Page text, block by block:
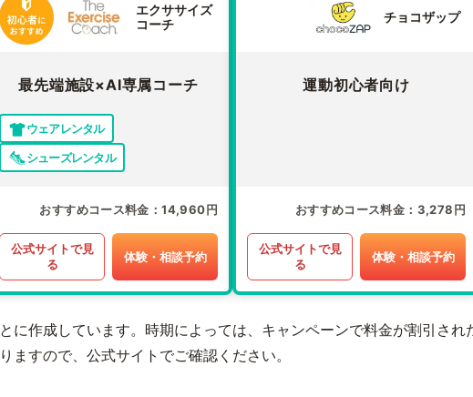
エクササイズ
コーチ
最先端施設×AI専属コーチ
ウェアレンタル
シューズレンタル
おすすめコース料金 14,960円
公式サイトで見
る
体験・相談予約
チョコザップ
運動初心者向け
おすすめコース料金 3,278円
公式サイトで見
る
体験・相談予約
に作成しています。時期によっては、キャンペーンで料金が割引され
ますので、公式サイトでご確認ください。